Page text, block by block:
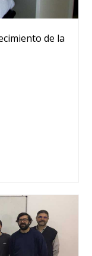
de la